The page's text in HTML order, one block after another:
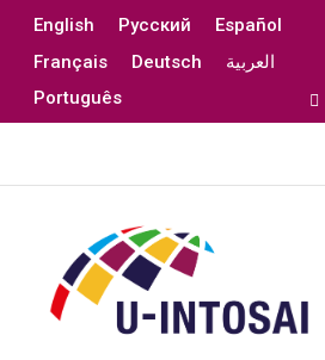
English Русский
Español
Français
Deutsch
العربية
Português